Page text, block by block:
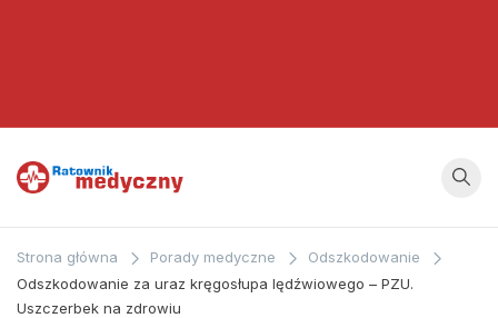
Ratownik
Medyczny
zagadnieniom z
dziedziny
Strona główna Porady medyczne
Odszkodowanie
Odszkodowanie za uraz kręgosłupa lędźwiowego – PZU.
Uszczerbek na zdrowiu